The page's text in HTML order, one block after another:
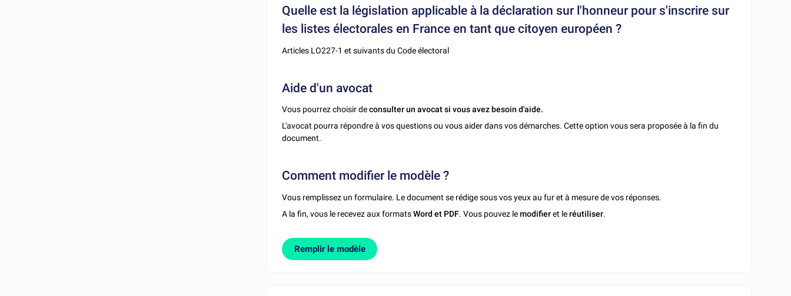
Quelle est la législation applicable à la déclaration sur l'honneur pour s'inscrire sur
les listes électorales en France en tant que citoyen européen ?
Articles LO227-1 et suivants du Code électoral
Aide d'un avocat
Vous pourrez choisir deconsulter un avocat si vous avez besoin d'aide.
L'avocat pourra répondre à vos questions ou vous aider dans vos démarches. Cette option vous sera proposée à la fin du
document.
Comment modifier le modèle ?
Vous remplissez un formulaire. Le document se rédige sous vos yeux au fur et à mesure de vos réponses.
A la fin, vous le recevez aux formatsWord et PDF. Vous pouvez lemodifieret leréutiliser.
Remplir le modèle